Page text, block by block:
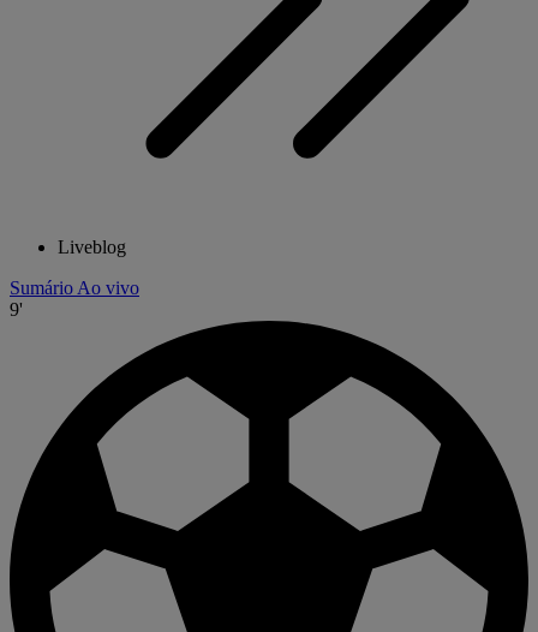
Liveblog
Sumário Ao vivo
9'